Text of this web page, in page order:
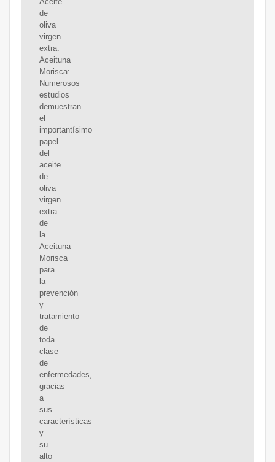
de
oliva
virgen
extra.
Aceituna
Morisca:
Numerosos
estudios
demuestran
el
importantísimo
papel
del
aceite
de
oliva
virgen
extra
de
la
Aceituna
Morisca
para
la
prevención
y
tratamiento
de
toda
clase
de
enfermedades,
gracias
a
sus
características
y
su
alto